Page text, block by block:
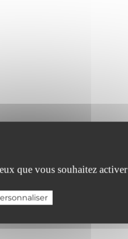
que vous souhaitez activer